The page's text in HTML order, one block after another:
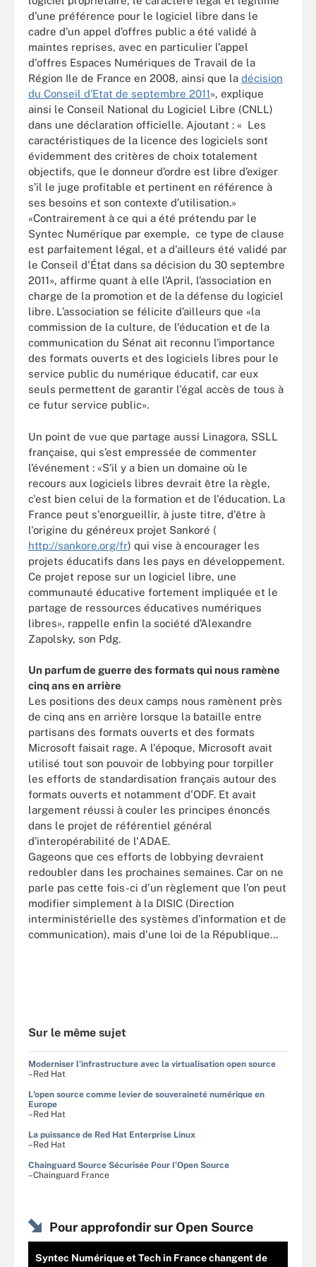
d’une préférence pour le logiciel libre dans le
cadre d’un appel d’offres public a été validé à
maintes reprises, avec en particulier l'appel
d'offres Espaces Numériques de Travail de la
Région Ile de France en 2008, ainsi que la décision
du Conseil d’Etat de septembre 2011», explique
ainsi le Conseil National du Logiciel Libre (CNLL)
dans une déclaration officielle. Ajoutant : « Les
caractéristiques de la licence des logiciels sont
évidemment des critères de choix totalement
objectifs, que le donneur d’ordre est libre d’exiger
s’il le juge profitable et pertinent en référence à
ses besoins et son contexte d’utilisation.»
«Contrairement à ce qui a été prétendu par le
Syntec Numérique par exemple, ce type de clause
est parfaitement légal, et a d'ailleurs été validé par
le Conseil d'État dans sa décision du 30 septembre
2011», affirme quant à elle l’April, l’association en
charge de la promotion et de la défense du logiciel
libre. L’association se félicite d’ailleurs que «la
commission de la culture, de l'éducation et de la
communication du Sénat ait reconnu l'importance
des formats ouverts et des logiciels libres pour le
service public du numérique éducatif, car eux
seuls permettent de garantir l'égal accès de tous à
ce futur service public».
Un point de vue que partage aussi Linagora, SSLL
française, qui s’est empressée de commenter
l’événement : «S'il y a bien un domaine où le
recours aux logiciels libres devrait être la règle,
c'est bien celui de la formation et de l'éducation. La
France peut s'enorgueillir, à juste titre, d'être à
l'origine du généreux projet Sankoré (
http://sankore.org/fr) qui vise à encourager les
projets éducatifs dans les pays en développement.
Ce projet repose sur un logiciel libre, une
communauté éducative fortement impliquée et le
partage de ressources éducatives numériques
libres», rappelle enfin la société d’Alexandre
Zapolsky, son Pdg.
Un parfum de guerre des formats qui nous ramène
cinq ans en arrière
Les positions des deux camps nous ramènent près
de cinq ans en arrière lorsque la bataille entre
partisans des formats ouverts et des formats
Microsoft faisait rage. A l'époque, Microsoft avait
utilisé tout son pouvoir de lobbying pour torpiller
les efforts de standardisation français autour des
formats ouverts et notamment d'ODF. Et avait
largement réussi à couler les principes énoncés
dans le projet de référentiel général
d'interopérabilité de l'ADAE.
Gageons que ces efforts de lobbying devraient
redoubler dans les prochaines semaines. Car on ne
parle pas cette fois-ci d'un règlement que l'on peut
modifier simplement à la DISIC (Direction
interministérielle des systèmes d'information et de
communication), mais d'une loi de la République...
Sur le même sujet
Moderniser l'infrastructure avec la virtualisation open source
–Red Hat
L'open source comme levier de souveraineté numérique en
Europe
–Red Hat
La puissance de Red Hat Enterprise Linux
–Red Hat
Chainguard Source Sécurisée Pour I’Open Source
–Chainguard France
Pour approfondir sur Open Source
Syntec Numérique et Tech in France changent de